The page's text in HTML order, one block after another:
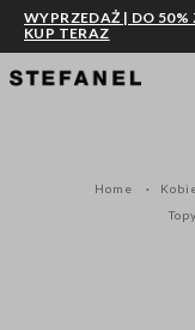
PRZEJDŹ DO GŁÓWNEJ
WYPRZEDAŻ | DO
KUP TERAZ
Home